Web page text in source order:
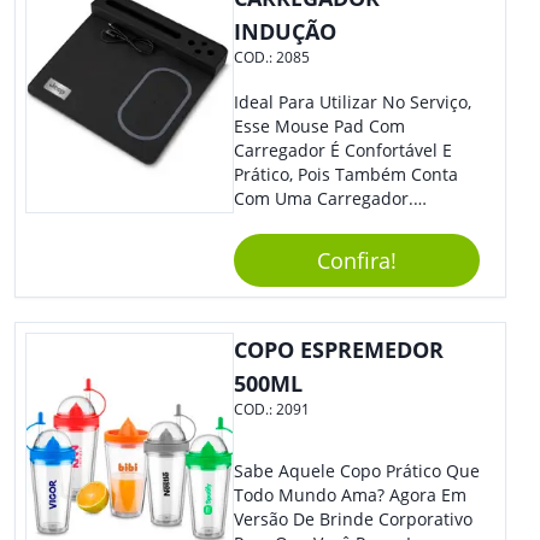
Acampamentos, Festas Na
Piscina, Trilhas E Passeios De
Barco. Também Pode Ser
Internos, Como Banheiros,
Cozinhas E Áreas De Lazer
Próximas À Água. Aproveite A
Praticidade E A Resistência Da
Caixa De Som Impermeável
Para Curtir Suas Músicas
Favoritas Em Qualquer Lugar,
Sem Se Preocupar Com A
Água.
INDUÇÃO
COD.:2085
Ideal Para Utilizar No Serviço,
Esse Mouse Pad Com
Carregador É Confortável E
Prático, Pois Também Conta
Com Uma Carregador.
Resistente, Com A Qualidade
Que Os Colaboradores
Buscam, E O Design É
Moderno, Destacando Ainda
Mais Sua Marca.
Confira!
COPO ESPREMEDOR
500ML
COD.:2091
Sabe Aquele Copo Prático Que
Todo Mundo Ama? Agora Em
Versão De Brinde Corporativo